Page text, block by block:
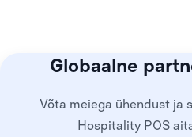
Globaalne
Võta meiega ühendust ja
Hospitality POS